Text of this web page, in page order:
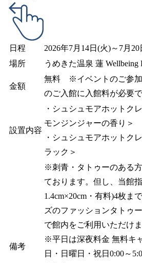
日程
2026年7月14日(火)～7月
場所
うめきた温泉 蓮 Wellbeing
金額
無料 ※イベントのご参加
のご入館に入館料が必要で
設置内容
・シュシュモアホットク
モンジンジャーの香り＞
・シュシュモアホットク
ラック＞
備考
※刺青・タトゥーのある
ております。但し、当館
1.4cm×20cm・有料)4枚ま
ズのファッションタトゥ
で館内をご利用いただけま
※平日は深夜料金 無料キ
日・日曜日・祝日0:00～